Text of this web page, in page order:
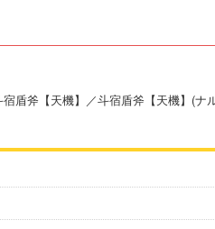
盾斧【天機】／斗宿盾斧【天機】(ナ